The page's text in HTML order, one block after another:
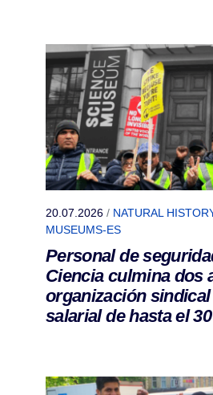
20.07.2026 / NATURAL
MUSEUMS-ES
Personal de
Ciencia culmina dos
organización
salarial de hasta el